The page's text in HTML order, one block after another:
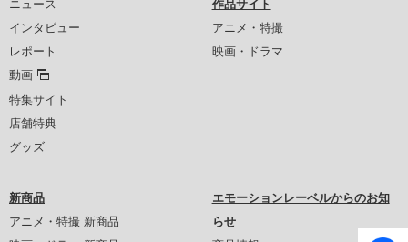
ニュース
インタビュー
レポート
動画
特集サイト
店舗特典
グッズ
作品サイト
アニメ・特撮
映画・ドラマ
新商品
アニメ・特撮 新商品
エモーションレーベルからのお知
らせ